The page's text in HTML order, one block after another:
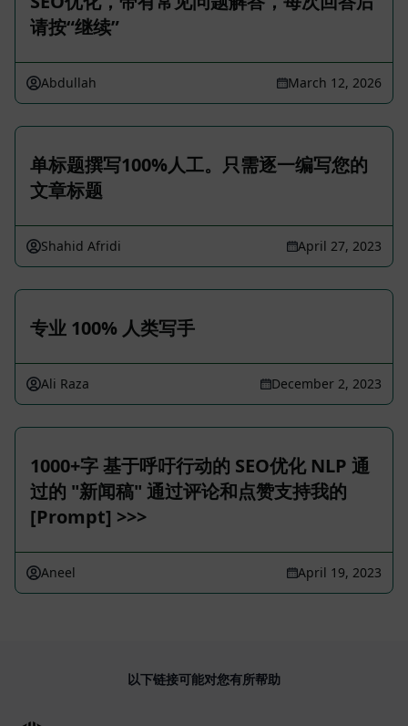
请按“继续”
Abdullah March 12, 2026
单标题撰写100%人工。只需逐一编写您的
文章标题
Shahid Afridi April 27, 2023
专业 100% 人类写手
Ali Raza December 2, 2023
1000+字 基于呼吁行动的 SEO优化 NLP 通
过的 "新闻稿" 通过评论和点赞支持我的
[Prompt] >>>
Aneel April 19, 2023
以下链接可能对您有所帮助